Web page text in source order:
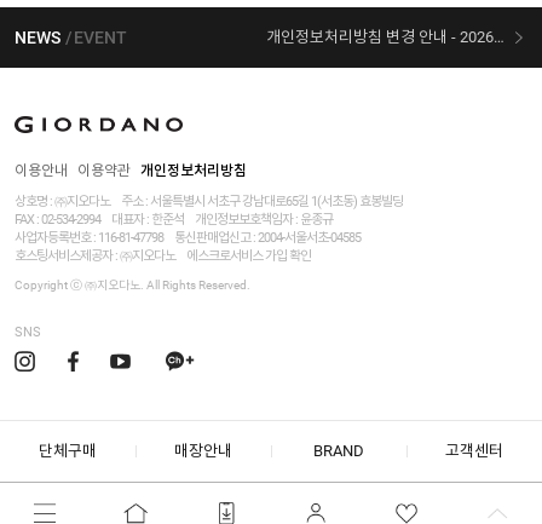
NEWS EVENT 개인정보처리방침 변경 안내 - 2026/07/30 시행
이용안내 이용약관 개인정보처리방침
상호명 : ㈜지오다노
주소 : 서울특별시 서초구 강남대로65길 1(서초동) 효봉빌딩
FAX : 02-534-2994
대표자 : 한준석 개인정보보호책임자 : 윤종규
사업자등록번호 : 116-81-47798
통신판매업신고 : 2004-서울서초-04585
호스팅서비스제공자 : ㈜지오다노
에스크로서비스 가입 확인
Copyright ⓒ ㈜지오다노. All Rights Reserved.
SNS
단체구매 매장안내 BRAND 고객센터